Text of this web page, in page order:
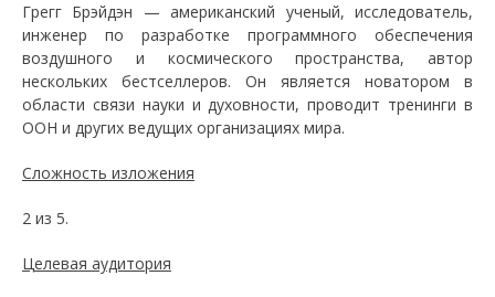
Грегг Брэйдэн — американский ученый, исследователь,
инженер по разработке программного обеспечения
воздушного и космического пространства, автор
нескольких бестселлеров. Он является новатором в
области связи науки и духовности, проводит тренинги в
ООН и других ведущих организациях мира.
Сложность изложения
2 из 5.
Целевая аудитория